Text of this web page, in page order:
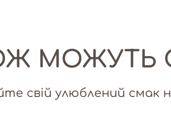
МОЖУТЬ
свій улюблений смак